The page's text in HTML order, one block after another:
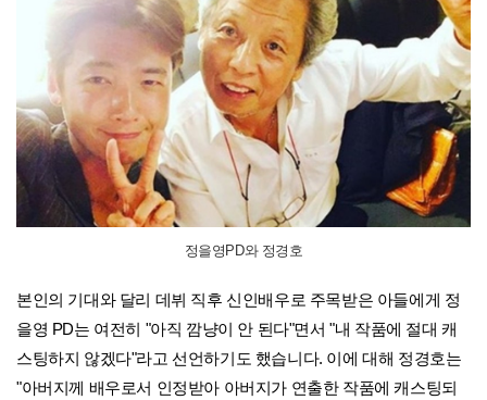
정을영PD와 정경호
본인의 기대와 달리 데뷔 직후 신인배우로 주목받은 아들에게 정
을영 PD는 여전히 "아직 깜냥이 안 된다"면서 "내 작품에 절대 캐
스팅하지 않겠다"라고 선언하기도 했습니다. 이에 대해 정경호는
"아버지께 배우로서 인정받아 아버지가 연출한 작품에 캐스팅되